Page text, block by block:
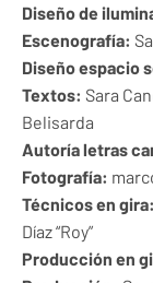
Diseño de
Escenografía:
Diseño espacio
Textos: Sara
Belisarda
Autoría letras
Fotografía:
Técnicos en gira:
Díaz “Roy”
Producción en